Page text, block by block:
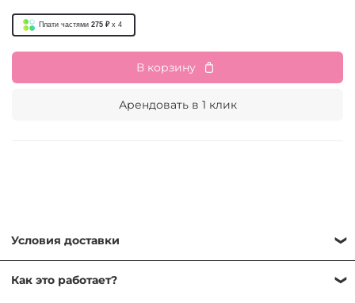
Плати частями 275 ₽ x 4
В корзину
Арендовать в 1 клик
Условия доставки
ул. Никулинская 23к1, ежедневно 9:00–21:00
Как это работает?